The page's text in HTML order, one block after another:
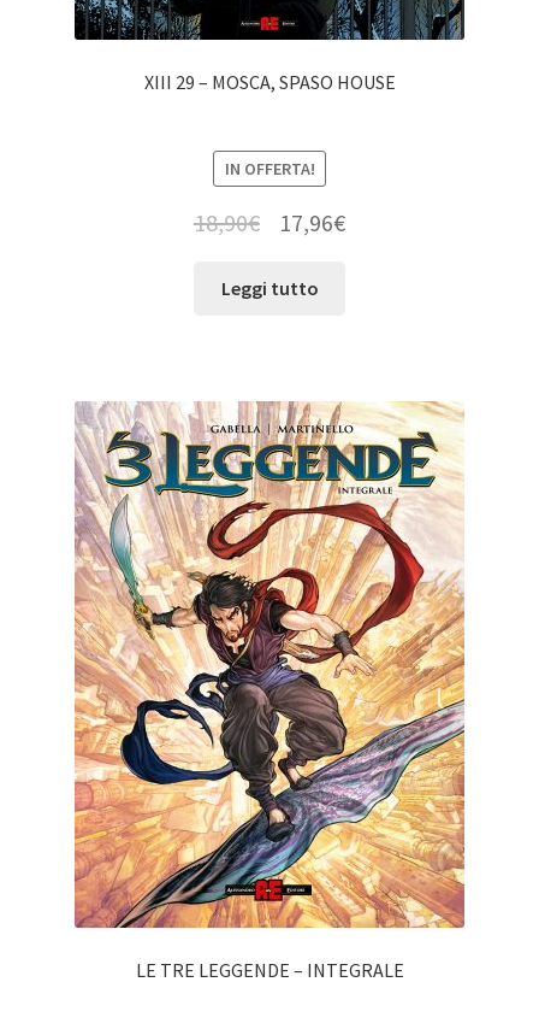
XIII 29 – MOSCA, SPASO HOUSE
IN OFFERTA!
18,90€ 17,96€
Leggi tutto
LE TRE LEGGENDE – INTEGRALE